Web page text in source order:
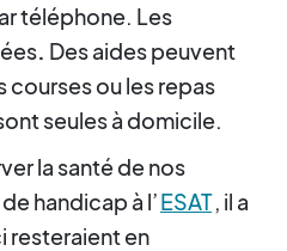
téléphone. Les
. Des aides peuvent
ou les repas
seules à domicile.
la santé de nos
handicap à l’ESAT , il a
resteraient en